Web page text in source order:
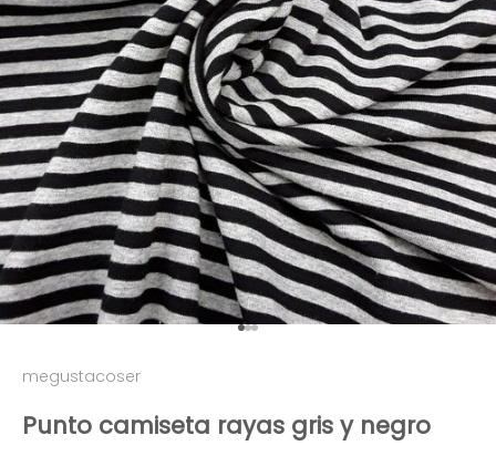
Ir al artículo 1
Ir al artículo 2
Ir al artículo 3
megustacoser
Punto camiseta rayas gris y negro